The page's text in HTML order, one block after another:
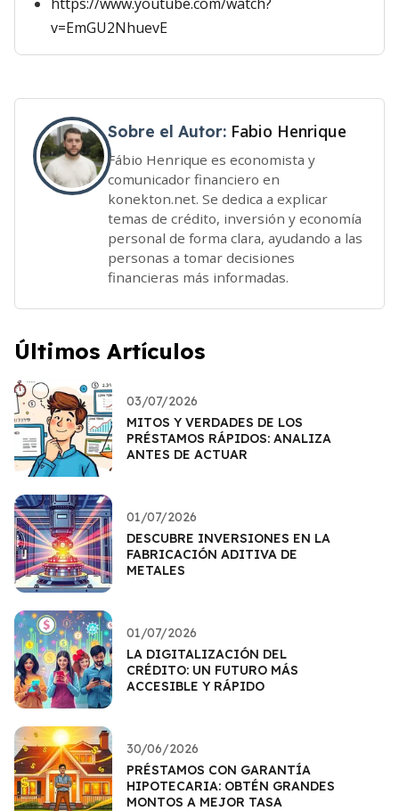
v=EmGU2NhuevE
Sobre el Autor: Fabio Henrique
Fábio Henrique es economista y
comunicador financiero en
konekton.net. Se dedica a explicar
temas de crédito, inversión y economía
personal de forma clara, ayudando a las
personas a tomar decisiones
financieras más informadas.
Últimos Artículos
03/07/2026
MITOS Y VERDADES DE LOS
PRÉSTAMOS RÁPIDOS: ANALIZA
ANTES DE ACTUAR
01/07/2026
DESCUBRE INVERSIONES EN LA
FABRICACIÓN ADITIVA DE
METALES
01/07/2026
LA DIGITALIZACIÓN DEL
CRÉDITO: UN FUTURO MÁS
ACCESIBLE Y RÁPIDO
30/06/2026
PRÉSTAMOS CON GARANTÍA
HIPOTECARIA: OBTÉN GRANDES
MONTOS A MEJOR TASA